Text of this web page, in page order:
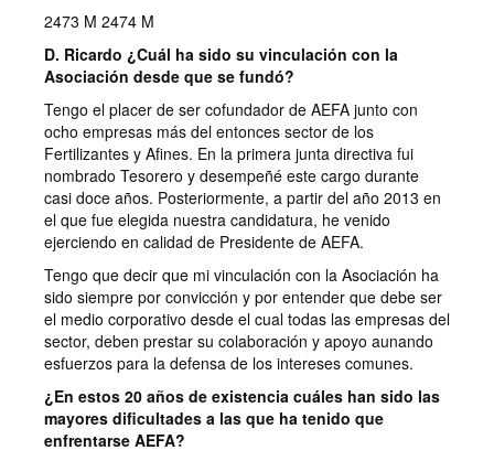
2473 M 2474 M
D. Ricardo ¿Cuál ha sido su vinculación con la
Asociación desde que se fundó?
Tengo el placer de ser cofundador de AEFA junto con
ocho empresas más del entonces sector de los
Fertilizantes y Afines. En la primera junta directiva fui
nombrado Tesorero y desempeñé este cargo durante
casi doce años. Posteriormente, a partir del año 2013 en
el que fue elegida nuestra candidatura, he venido
ejerciendo en calidad de Presidente de AEFA.
Tengo que decir que mi vinculación con la Asociación ha
sido siempre por convicción y por entender que debe ser
el medio corporativo desde el cual todas las empresas del
sector, deben prestar su colaboración y apoyo aunando
esfuerzos para la defensa de los intereses comunes.
¿En estos 20 años de existencia cuáles han sido las
mayores dificultades a las que ha tenido que
enfrentarse AEFA?